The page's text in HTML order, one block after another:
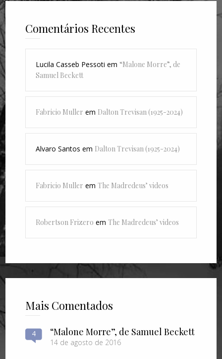
Comentários Recentes
Lucila Casseb Pessoti em “Malone Morre”, de
Samuel Beckett
Fabricio Muller em Dalton Trevisan (1925-2024)
Alvaro Santos em Dalton Trevisan (1925-2024)
Fabricio Muller emThe Madredeus’ videos
Robertson Frizero emThe Madredeus’ videos
Mais Comentados
4 “Malone Morre”, de Samuel Beckett
14 de agosto de 2016